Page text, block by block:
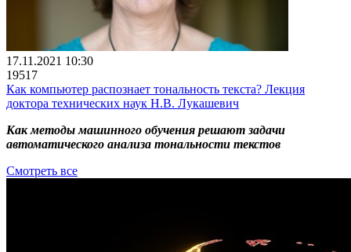
17.11.2021 10:30
19517
Как компьютер распознает тональность текста? Лекция
доктора технических наук Н.В. Лукашевич
Как методы машинного обучения решают задачи
автоматического анализа тональности текстов
Смотреть все